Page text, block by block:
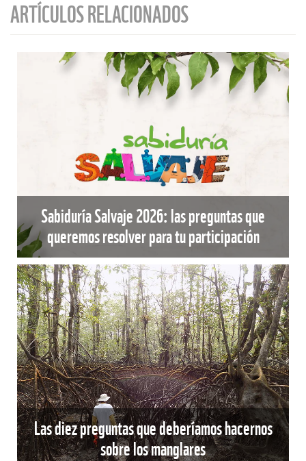
ARTÍCULOS RELACIONADOS
Sabiduría Salvaje 2026: las preguntas que
queremos resolver para tu participación
Las diez preguntas que deberíamos hacernos
sobre los manglares